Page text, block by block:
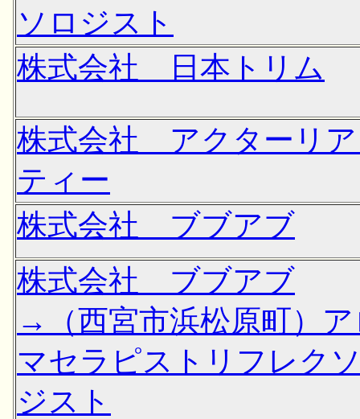
ソロジスト
株式会社 日本トリム
株式会社 アクターリ
ティー
株式会社 ブブアブ
株式会社 ブブアブ
→（西宮市浜松原町）
マセラピストリフレク
ジスト